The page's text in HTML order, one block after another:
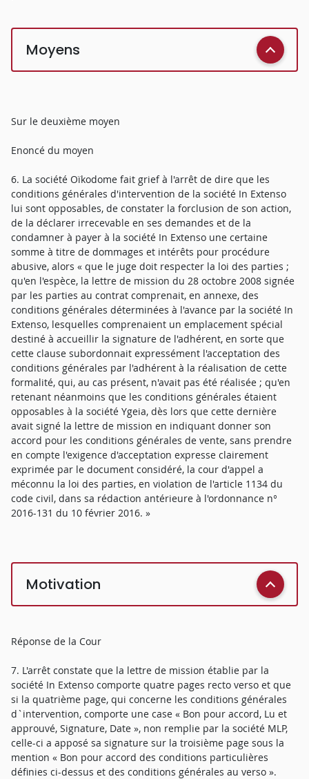
Moyens
Sur le deuxième moyen
Enoncé du moyen
6. La société Oïkodome fait grief à l'arrêt de dire que les
conditions générales d'intervention de la société In Extenso
lui sont opposables, de constater la forclusion de son action,
de la déclarer irrecevable en ses demandes et de la
condamner à payer à la société In Extenso une certaine
somme à titre de dommages et intérêts pour procédure
abusive, alors « que le juge doit respecter la loi des parties ;
qu'en l'espèce, la lettre de mission du 28 octobre 2008 signée
par les parties au contrat comprenait, en annexe, des
conditions générales déterminées à l'avance par la société In
Extenso, lesquelles comprenaient un emplacement spécial
destiné à accueillir la signature de l'adhérent, en sorte que
cette clause subordonnait expressément l'acceptation des
conditions générales par l'adhérent à la réalisation de cette
formalité, qui, au cas présent, n'avait pas été réalisée ; qu'en
retenant néanmoins que les conditions générales étaient
opposables à la société Ygeia, dès lors que cette dernière
avait signé la lettre de mission en indiquant donner son
accord pour les conditions générales de vente, sans prendre
en compte l'exigence d'acceptation expresse clairement
exprimée par le document considéré, la cour d'appel a
méconnu la loi des parties, en violation de l'article 1134 du
code civil, dans sa rédaction antérieure à l'ordonnance n°
2016-131 du 10 février 2016. »
Motivation
Réponse de la Cour
7. L'arrêt constate que la lettre de mission établie par la
société In Extenso comporte quatre pages recto verso et que
si la quatrième page, qui concerne les conditions générales
d`intervention, comporte une case « Bon pour accord, Lu et
approuvé, Signature, Date », non remplie par la société MLP,
celle-ci a apposé sa signature sur la troisième page sous la
mention « Bon pour accord des conditions particulières
définies ci-dessus et des conditions générales au verso ».